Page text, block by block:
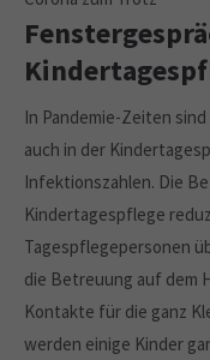
In Pandemie-Zeiten
auch in der
Infektionszahlen. Die
Kindertagespflege
Tagespflegepersonen
die Betreuung auf dem
Kontakte für die ganz
werden einige Kinder